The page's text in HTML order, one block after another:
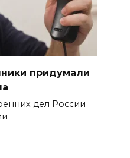
придумали
дел России